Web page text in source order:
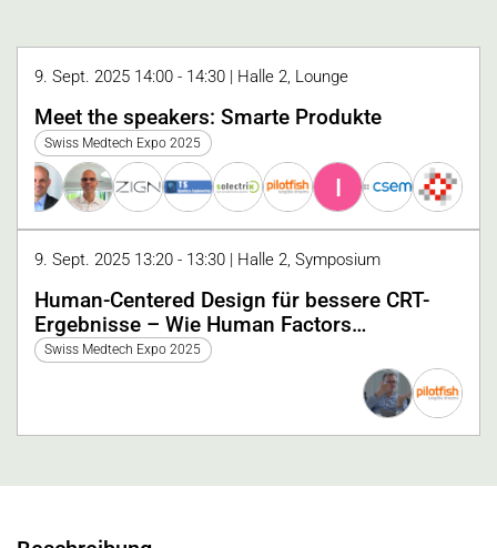
9. Sept. 2025 14:00 - 14:30 | Halle 2, Lounge
Meet the speakers: Smarte Produkte
Swiss Medtech Expo 2025
I
9. Sept. 2025 13:20 - 13:30 | Halle 2, Symposium
Human-Centered Design für bessere CRT-
Ergebnisse – Wie Human Factors
Engineering Innovationspotenziale aufzeigt
Swiss Medtech Expo 2025